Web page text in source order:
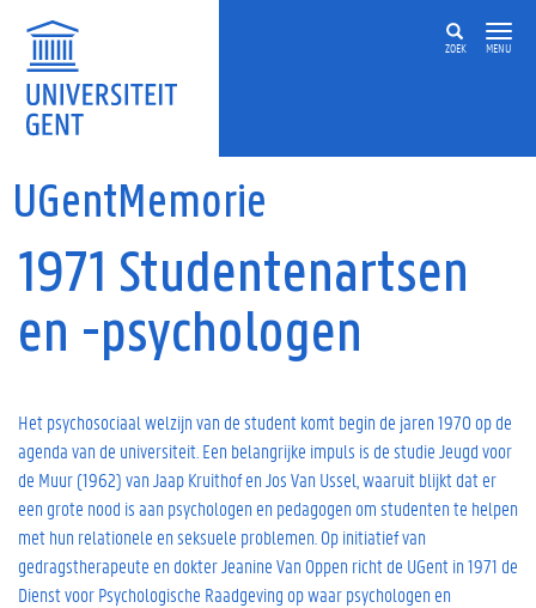
ZOEK MENU
UGentMemorie
1971 Studentenartsen
en -psychologen
Het psychosociaal welzijn van de student komt begin de jaren 1970 op de
agenda van de universiteit. Een belangrijke impuls is de studie Jeugd voor
de Muur (1962) van Jaap Kruithof en Jos Van Ussel, waaruit blijkt dat er
een grote nood is aan psychologen en pedagogen om studenten te helpen
met hun relationele en seksuele problemen. Op initiatief van
gedragstherapeute en dokter Jeanine Van Oppen richt de UGent in 1971 de
Dienst voor Psychologische Raadgeving op waar psychologen en